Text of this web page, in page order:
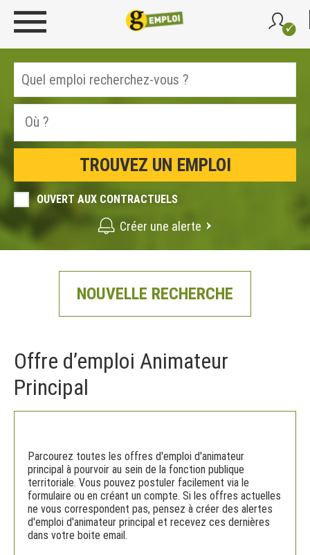
OUVERT AUX CONTRACTUELS
Créer une alerte
NOUVELLE RECHERCHE
Offre d’emploi Animateur
Principal
Parcourez toutes les offres d'emploi d'animateur
principal à pourvoir au sein de la fonction publique
territoriale. Vous pouvez postuler facilement via le
formulaire ou en créant un compte. Si les offres actuelles
ne vous correspondent pas, pensez à créer des alertes
d'emploi d'animateur principal et recevez ces dernières
dans votre boite email.